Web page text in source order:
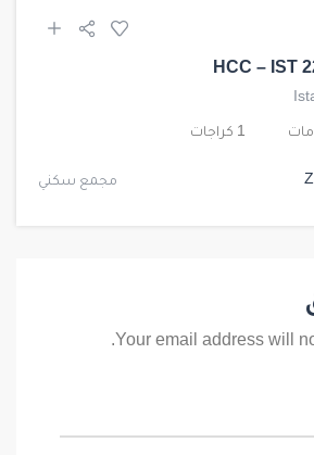
HCC – IST
1 كراجات
مجمع سكني
Your email address will